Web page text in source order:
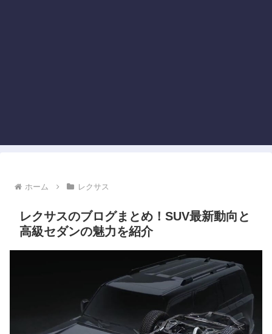
ホーム レクサス
レクサスのブログまとめ！SUV最新動向と
高級セダンの魅力を紹介